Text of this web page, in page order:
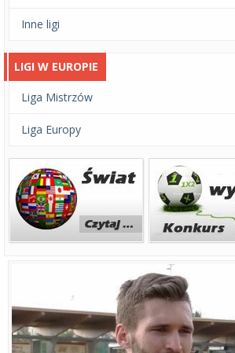
Inne ligi
LIGI W EUROPIE
Liga Mistrzów
Liga Europy